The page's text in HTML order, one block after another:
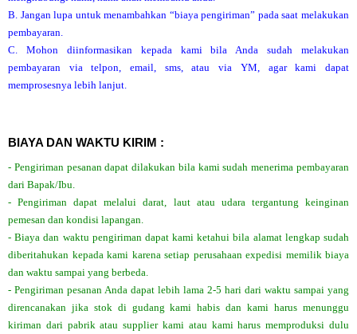
B. Jangan lupa untuk menambahkan “biaya pengiriman” pada saat melakukan
pembayaran.
C. Mohon diinformasikan kepada kami bila Anda sudah melakukan
pembayaran via telpon, email, sms, atau via YM, agar kami dapat
memprosesnya lebih lanjut.
BIAYA DAN WAKTU KIRIM :
- Pengiriman pesanan dapat dilakukan bila kami sudah menerima pembayaran
dari Bapak/Ibu.
- Pengiriman dapat melalui darat, laut atau udara tergantung keinginan
pemesan dan kondisi lapangan.
- Biaya dan waktu pengiriman dapat kami ketahui bila alamat lengkap sudah
diberitahukan kepada kami karena setiap perusahaan expedisi memilik biaya
dan waktu sampai yang berbeda.
- Pengiriman pesanan Anda dapat lebih lama 2-5 hari dari waktu sampai yang
direncanakan jika stok di gudang kami habis dan kami harus menunggu
kiriman dari pabrik atau supplier kami atau kami harus memproduksi dulu